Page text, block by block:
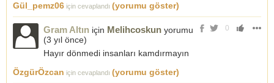
Gül_pemz06 için cevaplandı (yorumu göster)
0
Gram Altın için Melihcoskun yorumu
(3 yıl önce)
Hayır dönmedi insanları kamdırmayın
ÖzgürÖzcan için cevaplandı (yorumu göster)